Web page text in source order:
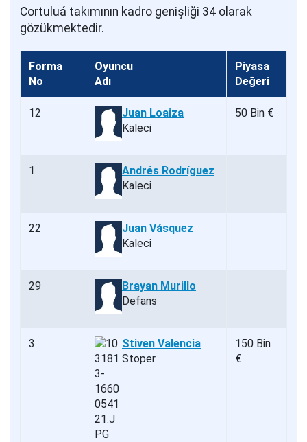
Cortuluá takımının kadro genişliği 34 olarak
gözükmektedir.
Forma
No
Oyuncu
Adı
Piyasa
Değeri
12
Juan Loaiza
Kaleci
50 Bin €
1
Andrés Rodríguez
Kaleci
22
Juan Vásquez
Kaleci
29
Brayan Murillo
Defans
3
Stiven Valencia
Stoper
150 Bin
€